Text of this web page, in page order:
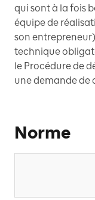
qui sont à la fois
équipe de
son
technique
le Procédure de
une demande de
Norme